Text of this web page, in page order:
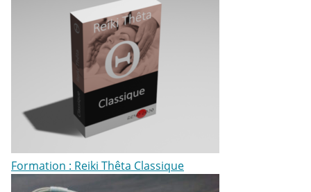
Formation : Reiki Thêta Classique